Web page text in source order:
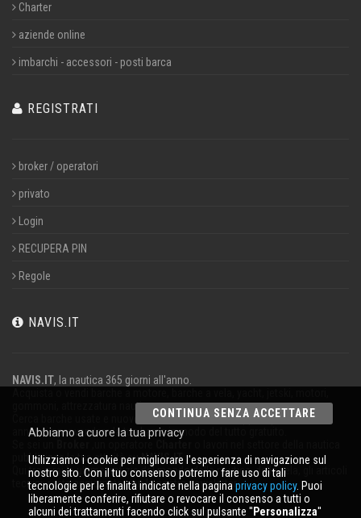
Charter
aziende online
imbarchi - accessori - posti barca
REGISTRATI
broker / operatori
privato
Login
RECUPERA PIN
Regole
NAVIS.IT
NAVIS.IT, la nautica 365 giorni all'anno.
gommoni, attrezzatura nautica.
Cerca barche usate e nuove nel nostro database oppure pubblica un
annuncio per vendere la tua barca in modo del tutto gratuito.
pubblicizza la tua attività suNAVIS.IT
Qui troverai le ultime notizie dal mondo della nautica, della vela, gli articoli
tecnici; resta aggiornato con la nostra newsletter.
CONTINUA SENZA ACCETTARE
Abbiamo a cuore la tua privacy
Utilizziamo i cookie per migliorare l'esperienza di navigazione sul
nostro sito. Con il tuo consenso potremo fare uso di tali
tecnologie per le finalità indicate nella pagina privacy policy. Puoi
liberamente conferire, rifiutare o revocare il consenso a tutti o
alcuni dei trattamenti facendo click sul pulsante '' Personalizza''